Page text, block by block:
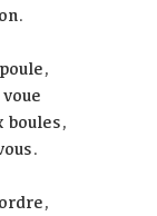
boules,